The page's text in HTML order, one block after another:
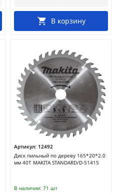
В корзину
Артикул: 12492
Диск пильный по дереву 165*20*2.0
мм 40Т MAKITA STANDARD/D-51415
В наличии: 71 шт